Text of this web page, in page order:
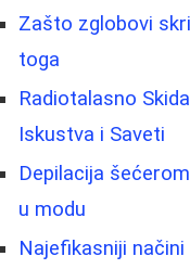
Zašto zglobovi
toga
Radiotalasno
Iskustva i Saveti
Depilacija
u modu
Najefikasniji